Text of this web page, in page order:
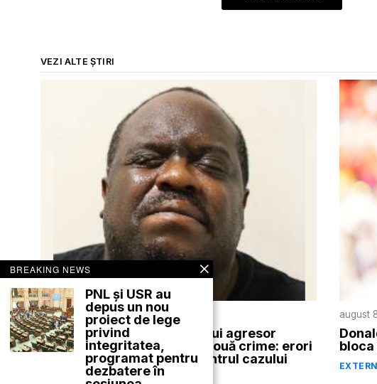
VEZI ALTE ȘTIRI
august 8, 2026
Eliberarea pe cauțiune a unui agresor
sexual în serie, urmată de două crime: erori
ale poliției și instanței în centrul cazului
august
bloca
BREAKING NEWS
PNL și USR au
depus un nou
proiect de lege
privind
integritatea,
programat pentru
dezbatere în